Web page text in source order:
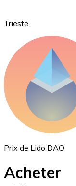
Ethereum
ETH
Trieste
Prix de Lido DAO
Acheter